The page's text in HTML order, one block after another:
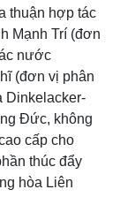
thuận hợp tác
Mạnh Trí (đơn
nước
(đơn vị phân
Dinkelacker-
Đức, không
cấp cho
thúc đẩy
hòa Liên